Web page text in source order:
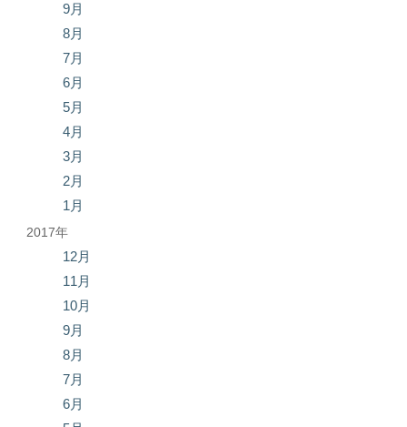
9月
8月
7月
6月
5月
4月
3月
2月
1月
2017年
12月
11月
10月
9月
8月
7月
6月